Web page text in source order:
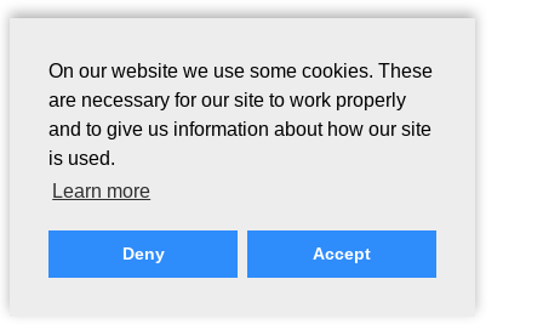
On our website we use some cookies. These
are necessary for our site to work properly
and to give us information about how our site
is used.
Learn more
Deny Accept